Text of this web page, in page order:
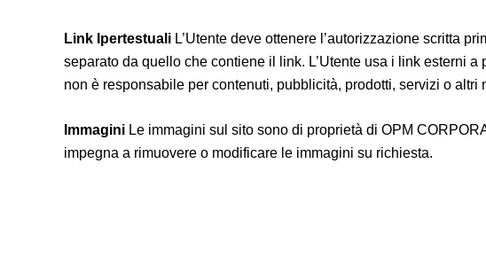
Link Ipertestuali L’Utente deve ottenere l’autorizzazione scritta
separato da quello che contiene il link. L’Utente usa i link esterni
non è responsabile per contenuti, pubblicità, prodotti, servizi o altri
Immagini Le immagini sul sito sono di proprietà di OPM
impegna a rimuovere o modificare le immagini su richiesta.